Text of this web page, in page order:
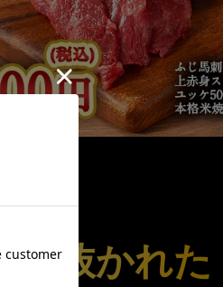
り抜かれた